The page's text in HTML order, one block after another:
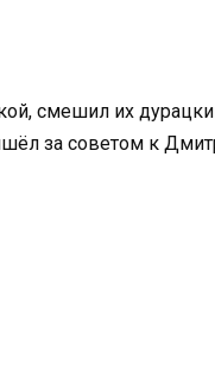
смешил их
за советом к